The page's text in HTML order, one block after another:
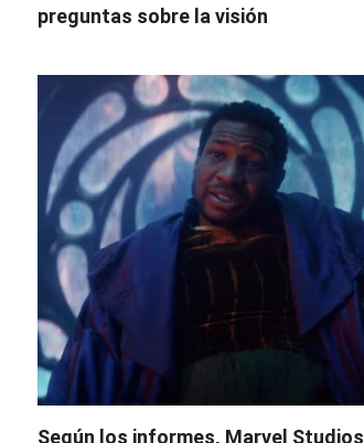
preguntas sobre la visión
Según los informes, Marvel Studios